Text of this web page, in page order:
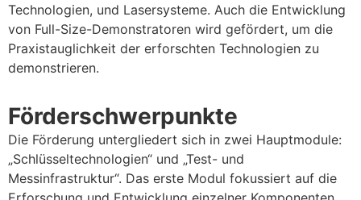
Technologien, und Lasersysteme. Auch die Entwicklung
von Full-Size-Demonstratoren wird gefördert, um die
Praxistauglichkeit der erforschten Technologien zu
demonstrieren.
Förderschwerpunkte
Die Förderung untergliedert sich in zwei Hauptmodule:
„Schlüsseltechnologien“ und „Test- und
Messinfrastruktur“. Das erste Modul fokussiert auf die